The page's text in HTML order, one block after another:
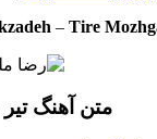
– Tire
متن آهنگ